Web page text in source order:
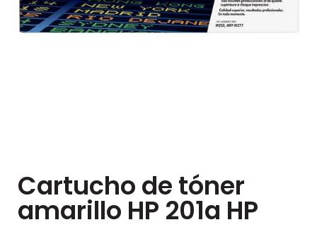
Cartucho de tóner
amarillo HP 201a HP